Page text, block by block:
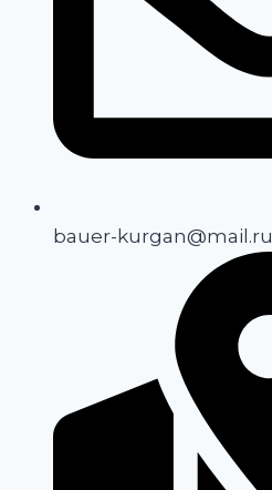
bauer-kurgan@mail.ru